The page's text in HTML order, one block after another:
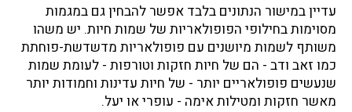
עדיין במישור הנתונים בלבד אפשר להבחין גם במגמות
מסוימות בחילופי הפופולאריות של שמות חיות. יש משהו
משותף לשמות מיושנים עם פופולאריות מדשדשת-פוחתת
כמו זאב ודב - הם של חיות חזקות וטורפות - לעומת שמות
שנעשים פופולאריים יותר - של חיות עדינות וחמודות יותר
מאשר חזקות ומטילות אימה - עופרי או יעל.